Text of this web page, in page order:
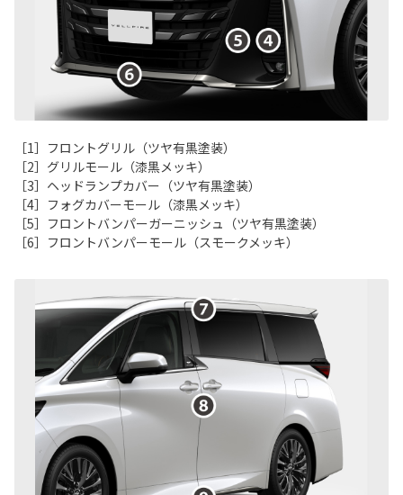
［1］フロントグリル（ツヤ有黒塗装）
［2］グリルモール（漆黒メッキ）
［3］ヘッドランプカバー（ツヤ有黒塗装）
［4］フォグカバーモール（漆黒メッキ）
［5］フロントバンパーガーニッシュ（ツヤ有黒塗装）
［6］フロントバンパーモール（スモークメッキ）